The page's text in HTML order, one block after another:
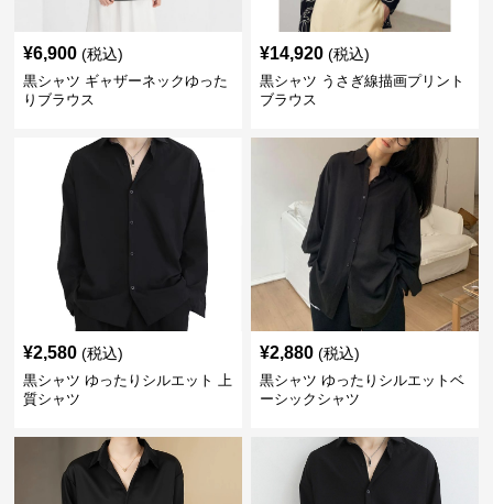
¥6,900 (税込)
黒シャツ ギャザーネックゆった
りブラウス
¥14,920 (税込)
黒シャツ うさぎ線描画プリント
ブラウス
¥2,580 (税込)
黒シャツ ゆったりシルエット 上
質シャツ
¥2,880 (税込)
黒シャツ ゆったりシルエットベ
ーシックシャツ